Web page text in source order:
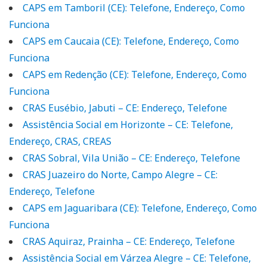
CAPS em Tamboril (CE): Telefone, Endereço, Como
Funciona
CAPS em Caucaia (CE): Telefone, Endereço, Como
Funciona
CAPS em Redenção (CE): Telefone, Endereço, Como
Funciona
CRAS Eusébio, Jabuti – CE: Endereço, Telefone
Assistência Social em Horizonte – CE: Telefone,
Endereço, CRAS, CREAS
CRAS Sobral, Vila União – CE: Endereço, Telefone
CRAS Juazeiro do Norte, Campo Alegre – CE:
Endereço, Telefone
CAPS em Jaguaribara (CE): Telefone, Endereço, Como
Funciona
CRAS Aquiraz, Prainha – CE: Endereço, Telefone
Assistência Social em Várzea Alegre – CE: Telefone,